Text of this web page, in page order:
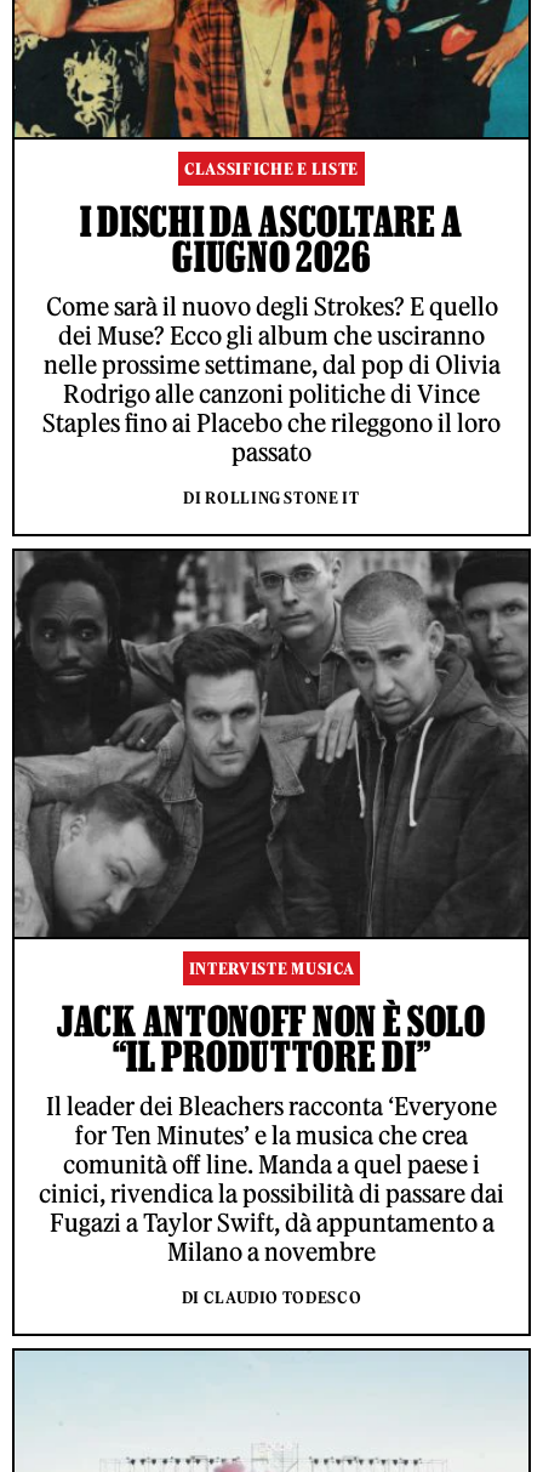
CLASSIFICHE E LISTE
I DISCHI DA ASCOLTARE A
GIUGNO 2026
Come sarà il nuovo degli Strokes? E quello
dei Muse? Ecco gli album che usciranno
nelle prossime settimane, dal pop di Olivia
Rodrigo alle canzoni politiche di Vince
Staples fino ai Placebo che rileggono il loro
passato
DI ROLLING STONE IT
INTERVISTE MUSICA
JACK ANTONOFF NON È SOLO
“IL PRODUTTORE DI”
Il leader dei Bleachers racconta ‘Everyone
for Ten Minutes’ e la musica che crea
comunità off line. Manda a quel paese i
cinici, rivendica la possibilità di passare dai
Fugazi a Taylor Swift, dà appuntamento a
Milano a novembre
DI CLAUDIO TODESCO